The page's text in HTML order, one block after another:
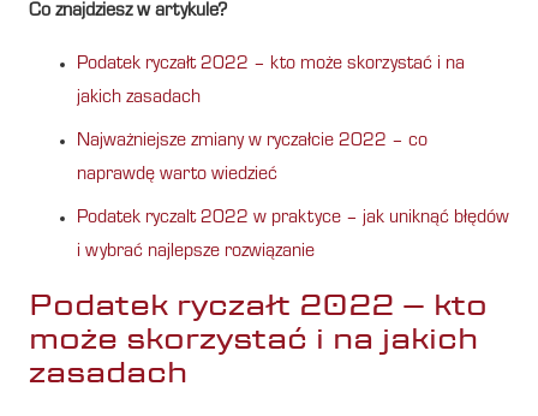
Co znajdziesz w artykule?
Podatek ryczałt 2022 – kto może skorzystać i na
jakich zasadach
Najważniejsze zmiany w ryczałcie 2022 – co
naprawdę warto wiedzieć
Podatek ryczalt 2022 w praktyce – jak uniknąć błędów
i wybrać najlepsze rozwiązanie
Podatek ryczałt 2022 – kto
może skorzystać i na jakich
zasadach